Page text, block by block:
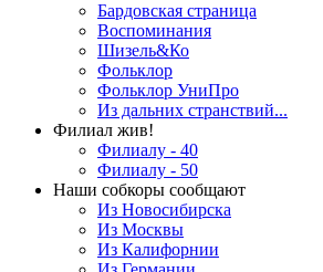
Бардовская страница
Воспоминания
Шизель&Ко
Фольклор
Фольклор УниПро
Из дальних странствий...
Филиал жив!
Филиалу - 40
Филиалу - 50
Наши собкоры сообщают
Из Новосибирска
Из Москвы
Из Калифорнии